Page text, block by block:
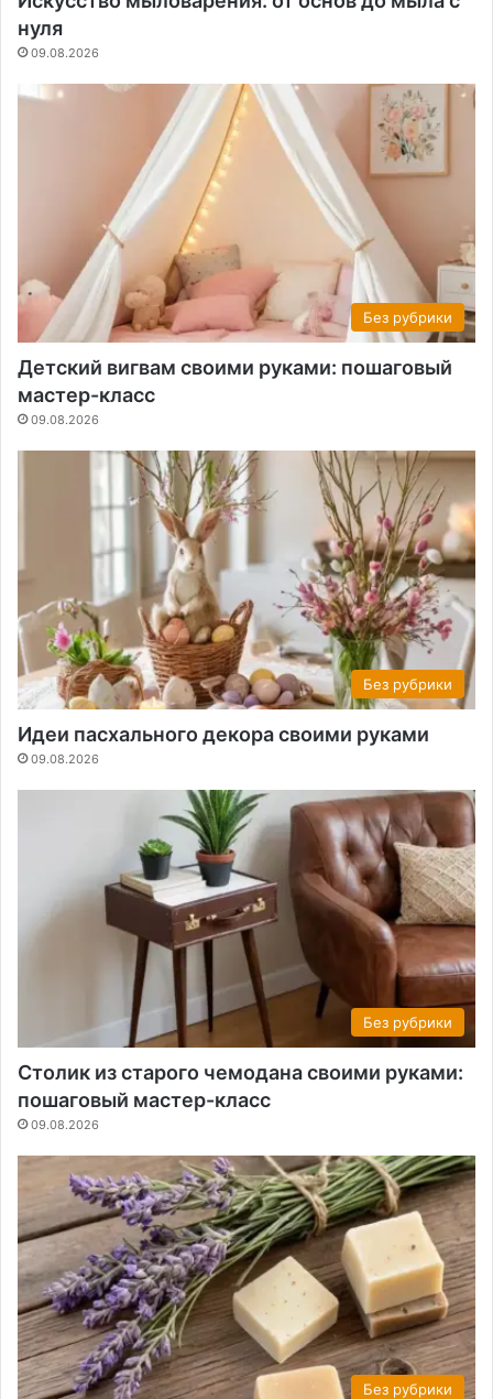
нуля
09.08.2026
Без рубрики
Детский вигвам своими руками: пошаговый
мастер-класс
09.08.2026
Без рубрики
Идеи пасхального декора своими руками
09.08.2026
Без рубрики
Столик из старого чемодана своими руками:
пошаговый мастер-класс
09.08.2026
Без рубрики